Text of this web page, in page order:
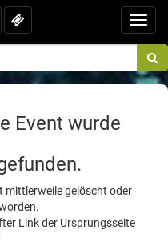
Event wurde
mittlerweile gelöscht oder
Link der Ursprungsseite